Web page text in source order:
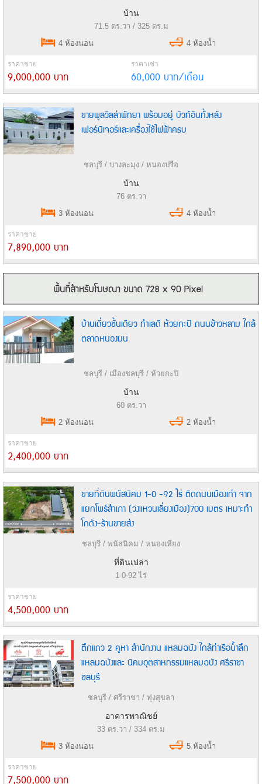
บ้าน
71.5 ตร.วา / 325 ตร.ม
4 ห้องนอน
4 ห้องน้ำ
ราคาขาย
9,000,000 บาท
ราคาเช่า
60,000 บาท/เดือน
ขายพูลวิลล่าพัทยา พร้อมอยู่ บิวท์อินทั้งหลัง
เฟอร์นิเจอร์และเครื่องใช้ไฟฟ้าครบ
ชลบุรี / บางละมุง / หนองปรือ
บ้าน
76 ตร.วา
3 ห้องนอน
4 ห้องน้ำ
ราคาขาย
7,890,000 บาท
บ้านเดี่ยวชั้นเดียว ทำเลดี ห้วยกะปิ ถนนข้าวหลาม ใกล้
ตลาดหนองมน
ชลบุรี / เมืองชลบุรี / ห้วยกะปิ
บ้าน
60 ตร.วา
2 ห้องนอน
2 ห้องน้ำ
ราคาขาย
2,400,000 บาท
ขายที่ดินพนัสนิคม 1-0 -92 ไร่ ติดถนนเมืองเก่า จาก
แยกโพธ์สำเภา (วงแหวนเลี่ยงเมือง)700 เมตร เหมาะทำ
โกดัง-ร้านขายส่ง
ชลบุรี / พนัสนิคม / หนองเหียง
ที่ดินเปล่า
1-0-92 ไร่
ราคาขาย
4,500,000 บาท
ตึกแถว 2 คูหา สำนักงาน แหลมฉบัง ใกล้ท่าเรือน้ำลึก
แหลมฉบังและ นิคมอุตสาหกรรมแหลมฉบัง ศรีราชา
ชลบุรี
ชลบุรี / ศรีราชา / ทุ่งสุขลา
อาคารพาณิชย์
33 ตร.วา / 334 ตร.ม
3 ห้องนอน
5 ห้องน้ำ
ราคาขาย
7,500,000 บาท